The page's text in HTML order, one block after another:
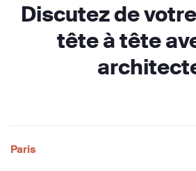
Discutez de
tête à tête
Paris